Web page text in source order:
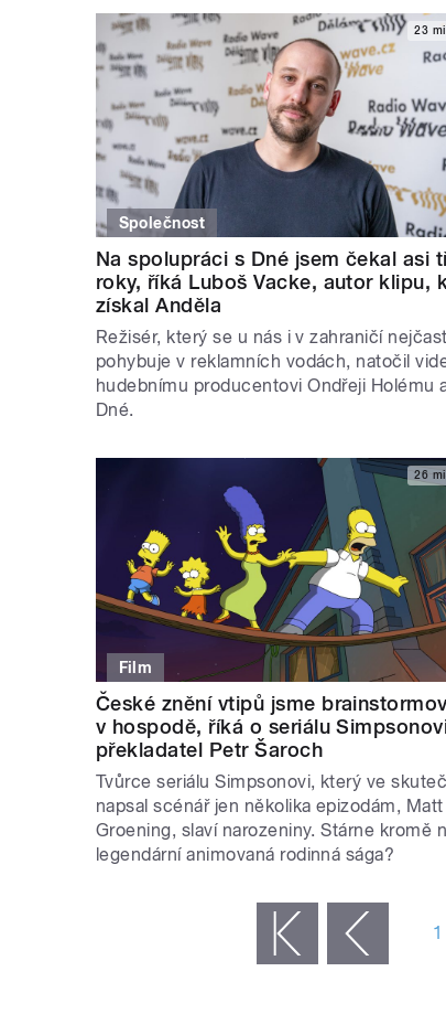
23
Společnost
Na spolupráci s Dné jsem čekal asi
roky, říká Luboš Vacke, autor klipu,
získal Anděla
Režisér, který se u nás i v zahraničí
pohybuje v reklamních vodách, natočil
hudebnímu producentovi Ondřeji Holému
Dné.
26
Film
České znění vtipů jsme
v hospodě, říká o seriálu
překladatel Petr Šaroch
Tvůrce seriálu Simpsonovi, který ve
napsal scénář jen několika epizodám, Matt
Groening, slaví narozeniny. Stárne kromě
legendární animovaná rodinná sága?
‹ předchozí 1